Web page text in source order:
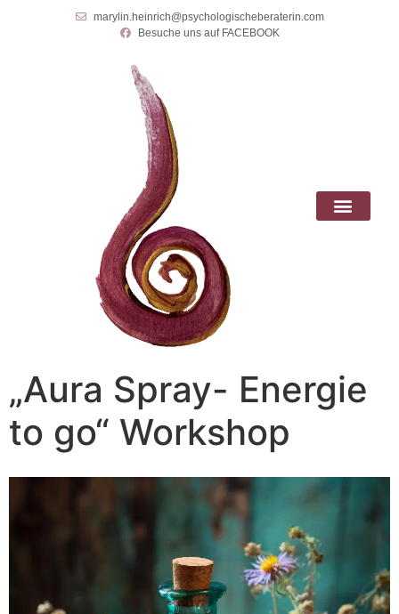
marylin.heinrich@psychologischeberaterin.com
Besuche uns auf FACEBOOK
„Aura Spray- Energie
to go“ Workshop